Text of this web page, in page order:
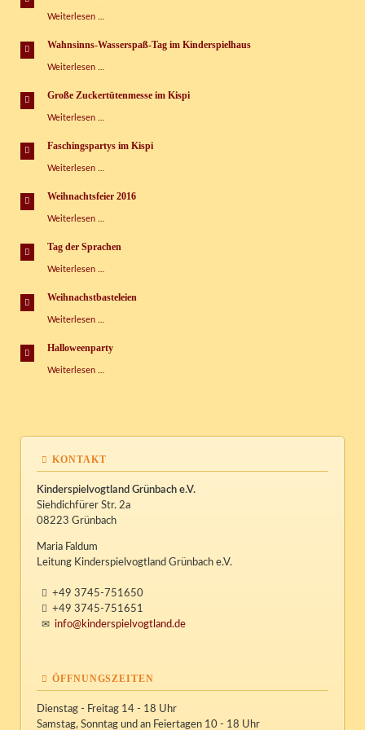
Kinderspielhaus
e.V.
Weiterlesen …
machen!
Wahnsinns-Wasserspaß-Tag im Kinderspielhaus
Weiterlesen …
Tag
Kinderspielhaus
Große Zuckertütenmesse im Kispi
Weiterlesen …
im
Faschingspartys im Kispi
Weiterlesen …
Kispi
Weihnachtsfeier 2016
Weiterlesen …
Tag der Sprachen
Weiterlesen …
Sprachen
Weihnachstbasteleien
Weiterlesen …
Halloweenparty
Weiterlesen …
KONTAKT
Kinderspielvogtland Grünbach e.V.
Siehdichfürer Str. 2a
08223 Grünbach
Maria Faldum
Leitung Kinderspielvogtland Grünbach e.V.
+49 3745-751650
+49 3745-751651
info@kinderspielvogtland.de
ÖFFNUNGSZEITEN
Dienstag - Freitag 14 - 18 Uhr
Samstag, Sonntag und an Feiertagen 10 - 18 Uhr